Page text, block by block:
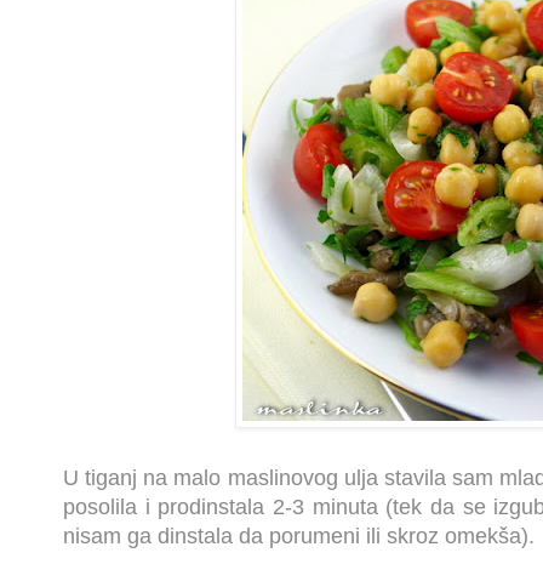
U tiganj na malo maslinovog ulja stavila sam
posolila i prodinstala 2-3 minuta (tek da se
nisam ga dinstala da porumeni ili skroz omekša).